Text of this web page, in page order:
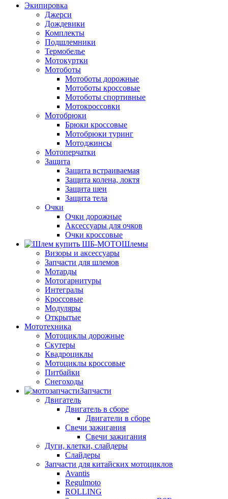
Экипировка
Джерси
Дождевики
Комплекты
Подшлемники
Термобелье
Мотокуртки
Мотоботы
Мотоботы дорожные
Мотоботы кроссовые
Мотоботы спортивные
Мотокроссовки
Мотобрюки
Брюки кроссовые
Мотобрюки туринг
Мотоджинсы
Мотоперчатки
Защита
Защита встраиваемая
Защита колена, локтя
Защита шеи
Защита тела
Очки
Очки дорожные
Аксессуары для очков
Очки кроссовые
Шлемы
Визоры и аксессуары
Запчасти для шлемов
Мотарды
Мотогарнитуры
Интегралы
Кроссовые
Модуляры
Открытые
Мототехника
Мотоциклы дорожные
Скутеры
Квадроциклы
Мотоциклы кроссовые
Питбайки
Снегоходы
Запчасти
Двигатель
Двигатель в сборе
Двигатели в сборе
Свечи зажигания
Свечи зажигания
Дуги, клетки, слайдеры
Слайдеры
Запчасти для китайских мотоциклов
Avantis
Regulmoto
ROLLING